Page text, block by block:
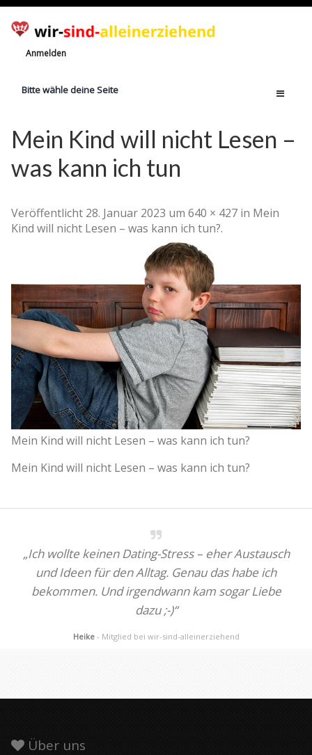
Anmelden
Bitte wähle deine Seite
Jetzt registrieren!
Ratgeber
Finanzielle Hilfe
Rechte
Mein Kind will nicht Lesen –
was kann ich tun
Veröffentlicht 28. Januar 2023 um 640 × 427 in Mein
Kind will nicht Lesen – was kann ich tun?.
Mein Kind will nicht Lesen – was kann ich tun?
Mein Kind will nicht Lesen – was kann ich tun?
„Ich wollte keinen Dating-Stress – eher Austausch
und Ideen für den Alltag. Genau das habe ich
bekommen. Und irgendwann kam sogar Liebe
dazu ;-)“
Heike - Mitglied bei wir-sind-alleinerziehend
Über uns